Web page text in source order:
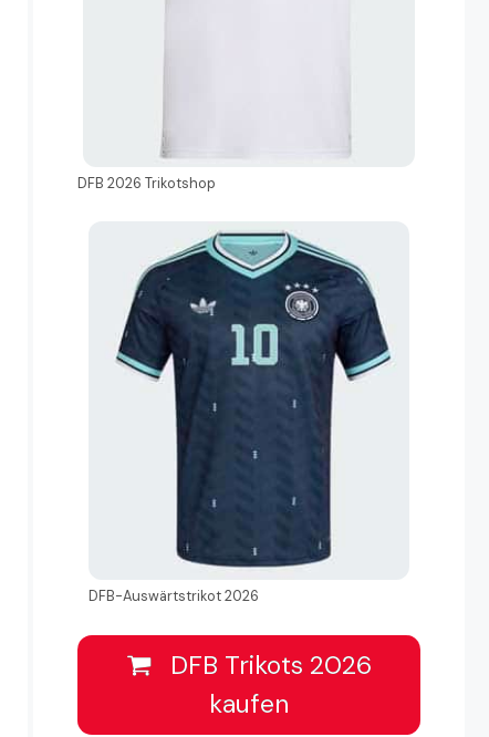
DFB 2026 Trikotshop
DFB-Auswärtstrikot 2026
DFB Trikots 2026
kaufen